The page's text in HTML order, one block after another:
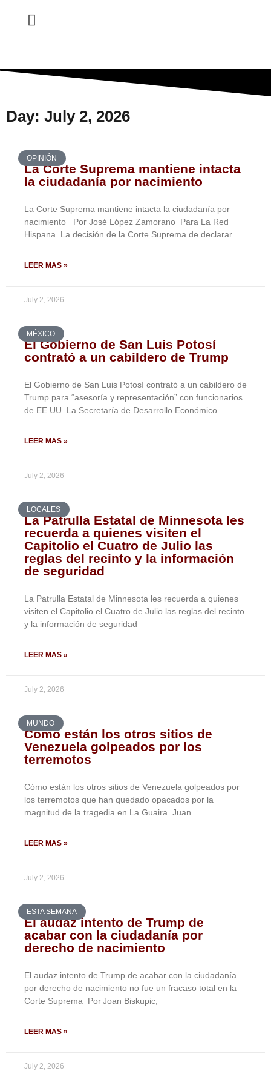
Day: July 2, 2026
OPINIÓN
La Corte Suprema mantiene intacta
la ciudadanía por nacimiento
La Corte Suprema mantiene intacta la ciudadanía por
nacimiento Por José López Zamorano Para La Red
Hispana La decisión de la Corte Suprema de declarar
LEER MAS »
July 2, 2026
MÉXICO
El Gobierno de San Luis Potosí
contrató a un cabildero de Trump
El Gobierno de San Luis Potosí contrató a un cabildero de
Trump para “asesoría y representación” con funcionarios
de EE UU La Secretaría de Desarrollo Económico
LEER MAS »
July 2, 2026
LOCALES
La Patrulla Estatal de Minnesota les
recuerda a quienes visiten el
Capitolio el Cuatro de Julio las
reglas del recinto y la información
de seguridad
La Patrulla Estatal de Minnesota les recuerda a quienes
visiten el Capitolio el Cuatro de Julio las reglas del recinto
y la información de seguridad
LEER MAS »
July 2, 2026
MUNDO
Cómo están los otros sitios de
Venezuela golpeados por los
terremotos
Cómo están los otros sitios de Venezuela golpeados por
los terremotos que han quedado opacados por la
magnitud de la tragedia en La Guaira Juan
LEER MAS »
July 2, 2026
ESTA SEMANA
El audaz intento de Trump de
acabar con la ciudadanía por
derecho de nacimiento
El audaz intento de Trump de acabar con la ciudadanía
por derecho de nacimiento no fue un fracaso total en la
Corte Suprema Por Joan Biskupic,
LEER MAS »
July 2, 2026